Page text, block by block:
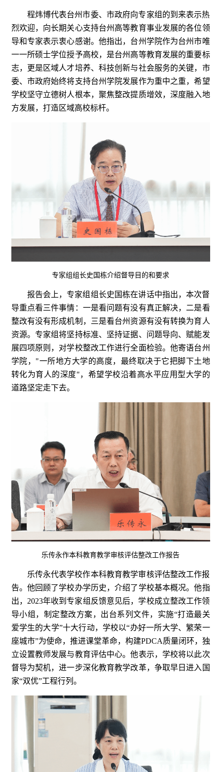
程炜博代表台州市委、市政府向专家组的到来表示热
烈欢迎，向长期关心支持台州高等教育事业发展的各位领
导和专家表示衷心感谢。他指出，台州学院作为台州市唯
一一所硕士学位授予高校，是台州高等教育发展的重要标
志，更是区域人才培养、科技创新与社会服务的关键，市
委、市政府始终将支持台州学院发展作为重中之重，希望
学校坚守立德树人根本，聚焦整改提质增效，深度融入地
方发展，打造区域高校标杆。
专家组组长史国栋介绍督导目的和要求
报告会上，专家组组长史国栋在讲话中指出，本次督
导重点看三件事情：一是看问题有没有真正解决，二是看
整改有没有形成机制，三是看台州资源有没有转换为育人
资源。专家组将坚持标准、坚持证据、问题导向、赋能发
展四项原则，对学校整改工作进行全面检验。他寄语台州
学院，"一所地方大学的高度，最终取决于它把脚下土地
转化为育人的深度"，希望学校沿着高水平应用型大学的
道路坚定走下去。
乐传永作本科教育教学审核评估整改工作报告
乐传永代表学校作本科教育教学审核评估整改工作报
告。他回顾了学校办学历史，介绍了学校基本概况。他指
出，2023年收到专家组反馈意见后，学校成立整改工作领
导小组，制定整改方案，出台系列文件，实施“打造最关
爱学生的大学”十大行动，学校以“办好一所大学、繁荣一
座城市”为使命，推进课堂革命，构建PDCA质量闭环，独
立设置教师发展与教育评估中心。他表示，学校将以此次
督导为契机，进一步深化教育教学改革，争取早日进入国
家“双优”工程行列。